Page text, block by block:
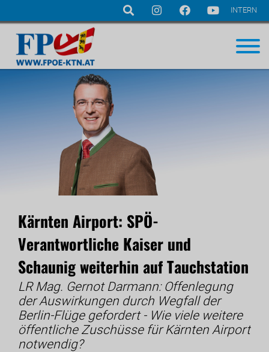
Navigation
INTERN
Kärnten Airport: SPÖ-
Verantwortliche Kaiser und
Schaunig weiterhin auf Tauchstation
LR Mag. Gernot Darmann: Offenlegung
der Auswirkungen durch Wegfall der
Berlin-Flüge gefordert - Wie viele weitere
öffentliche Zuschüsse für Kärnten Airport
notwendig?